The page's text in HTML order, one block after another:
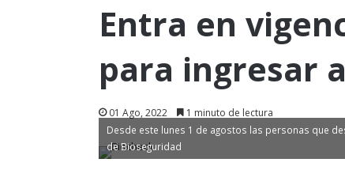
Entra en
para ingresar
01 Ago, 2022 1 minuto de lectura
Desde este lunes 1 de agostos las personas que
de Bioseguridad